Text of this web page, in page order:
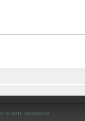
ответственности